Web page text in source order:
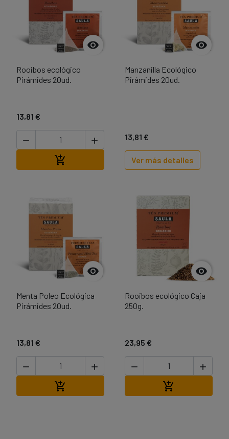

Rooibos ecológico
Pirámides 20ud.
13,81 €
 


Manzanilla Ecológico
Pirámides 20ud.
13,81 €
Ver más detalles

Menta Poleo Ecológica
Pirámides 20ud.
13,81 €
 


Rooibos ecológico Caja
250g.
23,95 €
 
